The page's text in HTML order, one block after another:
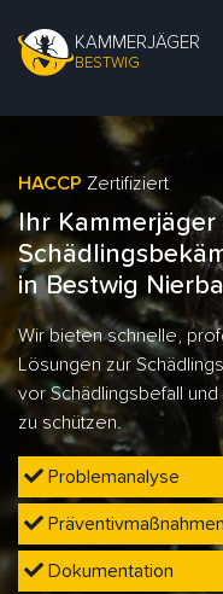
KAMMERJÄGER
BESTWIG
HACCP Zertifiziert
Ihr Kammerjäger
in Bestwig
Wir bieten schnelle,
Lösungen zur
vor Schädlingsbefall
zu schützen.
Problemanalyse
Präventivmaßnahmen
Dokumentation